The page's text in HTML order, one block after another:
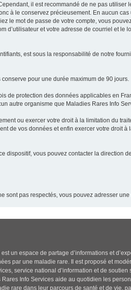
il est recommandé de ne pas
à le conservez précieusement. En aucun
le mot de passe de votre compte, vous
d’utilisateur et votre adresse de courriel et
est sous la responsabilité de notre
conserve pour une durée maximum de 90 jours.
de protection des données applicables en
autre organisme que Maladies Rares Info
ou exercer votre droit à la limitation du
de vos données et enfin exercer votre droit
dispositif, vous pouvez contacter la direction
sont pas respectés, vous pouvez adresser
un espace de partage d’informations et
par une maladie rare. Il est proposé et
service national d’information et de soutien
Info Services aide au quotidien les
rare dans leur parcours de santé et de vie,